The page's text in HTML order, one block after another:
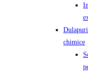
chimice